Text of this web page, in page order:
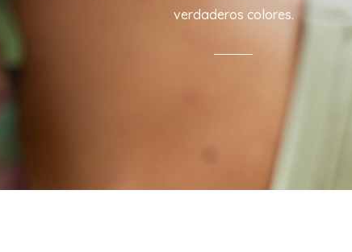
verdaderos colores.